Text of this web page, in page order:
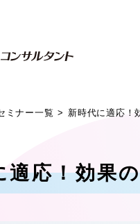
ミナー一覧 新時代に適応！
適応！効果